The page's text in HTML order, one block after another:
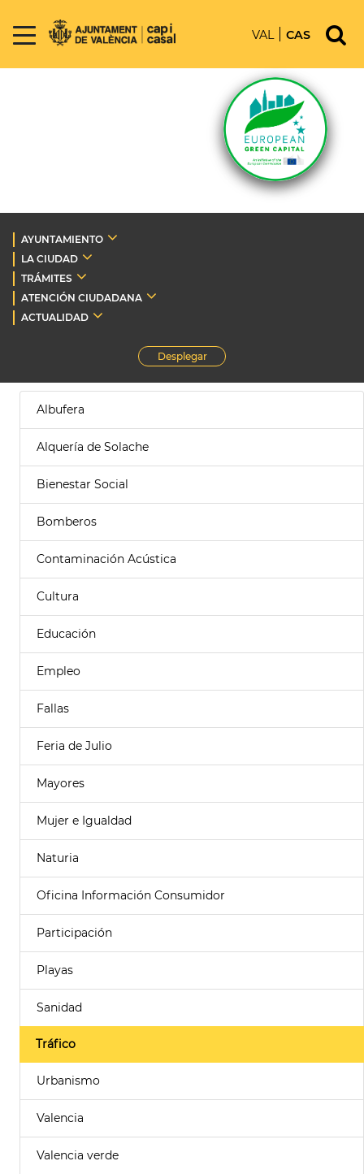
VAL CAS
AYUNTAMIENTO
LA CIUDAD
TRÁMITES
ATENCIÓN CIUDADANA
ACTUALIDAD
Desplegar
Albufera
Alquería de Solache
Bienestar Social
Bomberos
Contaminación Acústica
Cultura
Educación
Empleo
Fallas
Feria de Julio
Mayores
Mujer e Igualdad
Naturia
Oficina Información Consumidor
Participación
Playas
Sanidad
Tráfico
Urbanismo
Valencia
Valencia verde